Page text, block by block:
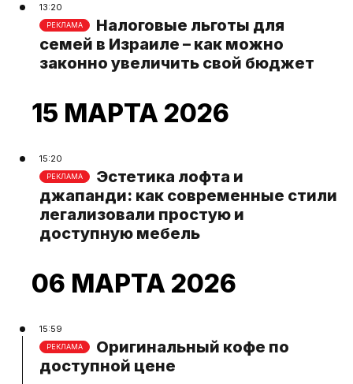
13:20
РЕКЛАМА
Налоговые льготы для
семей в Израиле – как можно
законно увеличить свой бюджет
15 МАРТА 2026
15:20
РЕКЛАМА
Эстетика лофта и
джапанди: как современные стили
легализовали простую и
доступную мебель
06 МАРТА 2026
15:59
РЕКЛАМА
Оригинальный кофе по
доступной цене